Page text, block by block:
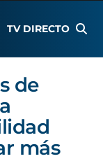
TV DIRECTO
de
más